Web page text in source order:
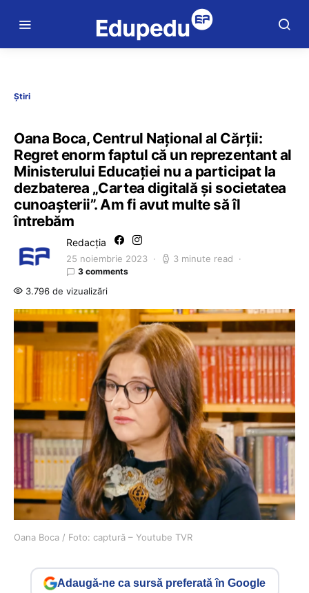
Știri
Oana Boca, Centrul Național al Cărții:
Regret enorm faptul că un reprezentant al
Ministerului Educației nu a participat la
dezbaterea „Cartea digitală și societatea
cunoașterii”. Am fi avut multe să îl
întrebăm
Redacția
25 noiembrie 2023 3 minute read
3 comments
3.796 de vizualizări
Oana Boca / Foto: captură – Youtube TVR
Adaugă-ne ca sursă preferată în Google